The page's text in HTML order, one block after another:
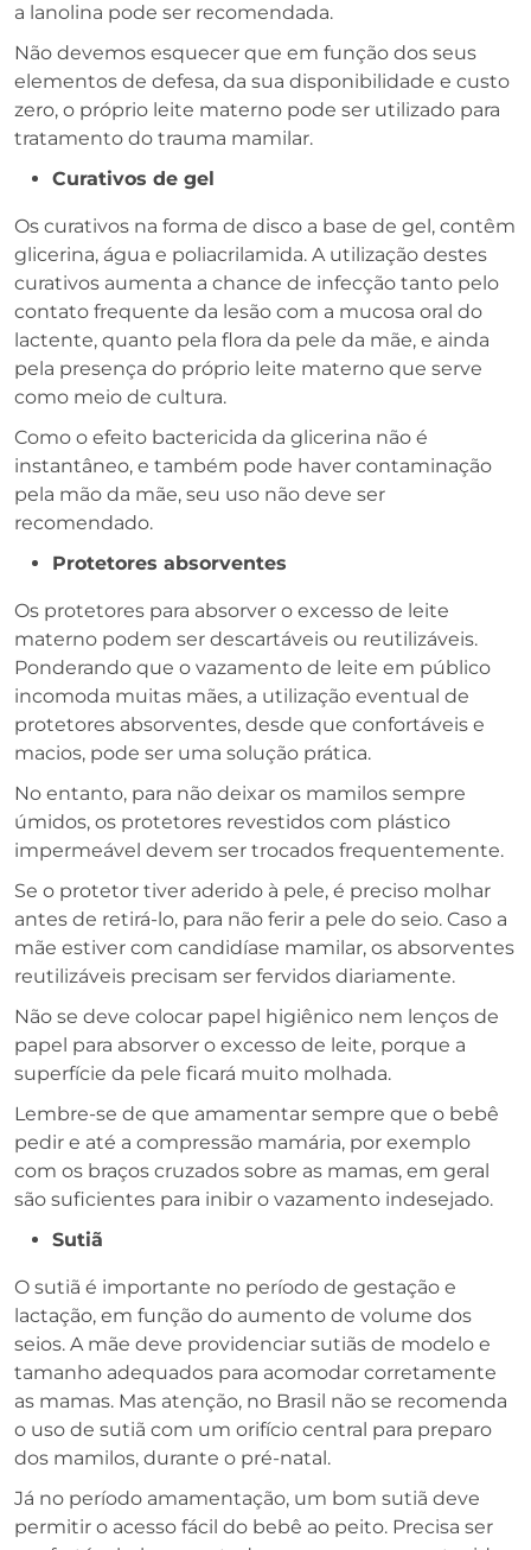
a lanolina pode ser recomendada.
Não devemos esquecer que em função dos seus
elementos de defesa, da sua disponibilidade e custo
zero, o próprio leite materno pode ser utilizado para
tratamento do trauma mamilar.
Curativos de gel
Os curativos na forma de disco a base de gel, contêm
glicerina, água e poliacrilamida. A utilização destes
curativos aumenta a chance de infecção tanto pelo
contato frequente da lesão com a mucosa oral do
lactente, quanto pela flora da pele da mãe, e ainda
pela presença do próprio leite materno que serve
como meio de cultura.
Como o efeito bactericida da glicerina não é
instantâneo, e também pode haver contaminação
pela mão da mãe, seu uso não deve ser
recomendado.
Protetores absorventes
Os protetores para absorver o excesso de leite
materno podem ser descartáveis ou reutilizáveis.
Ponderando que o vazamento de leite em público
incomoda muitas mães, a utilização eventual de
protetores absorventes, desde que confortáveis e
macios, pode ser uma solução prática.
No entanto, para não deixar os mamilos sempre
úmidos, os protetores revestidos com plástico
impermeável devem ser trocados frequentemente.
Se o protetor tiver aderido à pele, é preciso molhar
antes de retirá-lo, para não ferir a pele do seio. Caso a
mãe estiver com candidíase mamilar, os absorventes
reutilizáveis precisam ser fervidos diariamente.
Não se deve colocar papel higiênico nem lenços de
papel para absorver o excesso de leite, porque a
superfície da pele ficará muito molhada.
Lembre-se de que amamentar sempre que o bebê
pedir e até a compressão mamária, por exemplo
com os braços cruzados sobre as mamas, em geral
são suficientes para inibir o vazamento indesejado.
Sutiã
O sutiã é importante no período de gestação e
lactação, em função do aumento de volume dos
seios. A mãe deve providenciar sutiãs de modelo e
tamanho adequados para acomodar corretamente
as mamas. Mas atenção, no Brasil não se recomenda
o uso de sutiã com um orifício central para preparo
dos mamilos, durante o pré-natal.
Já no período amamentação, um bom sutiã deve
permitir o acesso fácil do bebê ao peito. Precisa ser